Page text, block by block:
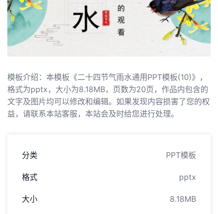
模板介绍：本模板《二十四节气雨水通用PPT模板(10)》，
格式为pptx，大小为8.18MB，页数为20页，作品内包含的
文字及图片均可以修改和编辑。如果发现内容损害了您的权
益，请联系本站客服，本站会及时给您进行处理。
分类 PPT模板
格式 pptx
大小 8.18MB